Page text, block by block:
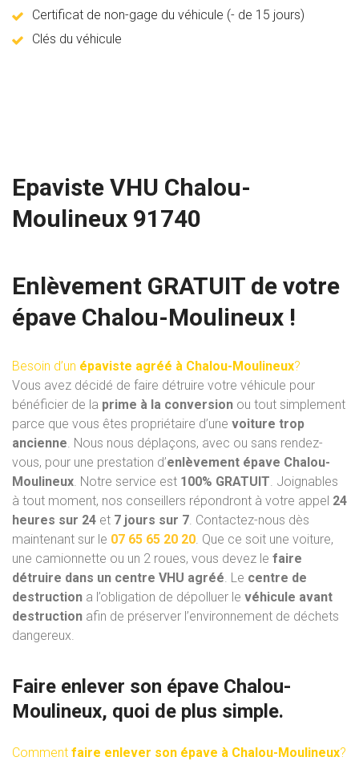
Certificat de non-gage du véhicule (- de 15 jours)
Clés du véhicule
Epaviste VHU Chalou-
Moulineux 91740
Enlèvement GRATUIT de votre
épave Chalou-Moulineux !
Besoin d’un épaviste agréé à Chalou-Moulineux?
Vous avez décidé de faire détruire votre véhicule pour
bénéficier de la prime à la conversion ou tout simplement
parce que vous êtes propriétaire d’une voiture trop
ancienne. Nous nous déplaçons, avec ou sans rendez-
vous, pour une prestation d’enlèvement épave Chalou-
Moulineux. Notre service est 100% GRATUIT. Joignables
à tout moment, nos conseillers répondront à votre appel 24
heures sur 24 et 7 jours sur 7. Contactez-nous dès
maintenant sur le 07 65 65 20 20. Que ce soit une voiture,
une camionnette ou un 2 roues, vous devez le faire
détruire dans un centre VHU agréé. Le centre de
destruction a l’obligation de dépolluer le véhicule avant
destruction afin de préserver l’environnement de déchets
dangereux.
Faire enlever son épave Chalou-
Moulineux, quoi de plus simple.
Comment faire enlever son épave à Chalou-Moulineux?